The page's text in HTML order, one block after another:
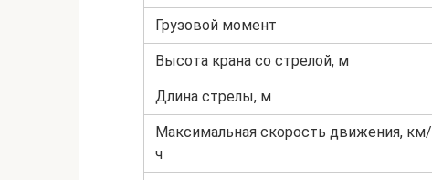
Грузовой момент
Высота крана со стрелой, м
Длина стрелы, м
Максимальная скорость движения, км/
ч